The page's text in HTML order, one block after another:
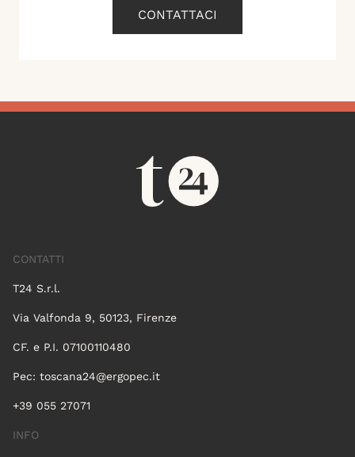
CONTATTACI
CONTATTI
T24 S.r.l.
Via Valfonda 9, 50123, Firenze
CF. e P.I. 07100110480
Pec: toscana24@ergopec.it
+39 055 27071
INFO